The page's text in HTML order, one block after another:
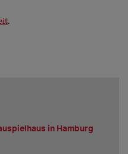
.
in Hamburg